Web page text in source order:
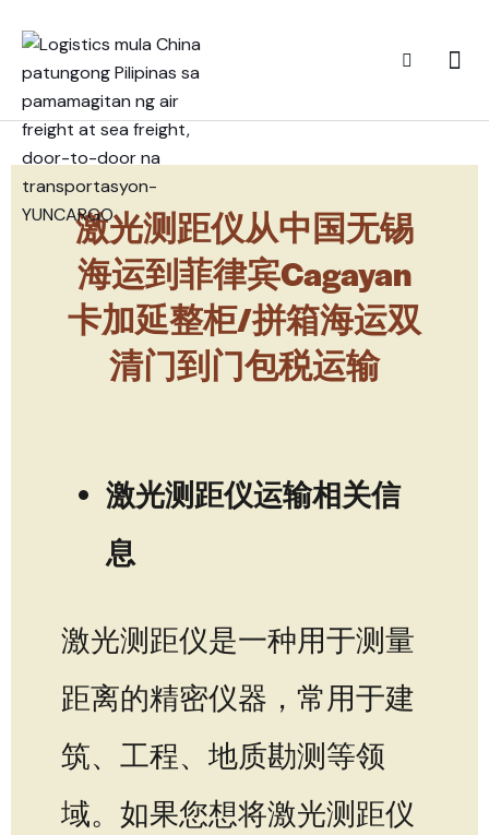
激光测距仪从中国无锡
海运到菲律宾Cagayan
卡加延整柜/拼箱海运双
清门到门包税运输
激光测距仪运输相关信
息
激光测距仪是一种用于测量
距离的精密仪器，常用于建
筑、工程、地质勘测等领
域。如果您想将激光测距仪